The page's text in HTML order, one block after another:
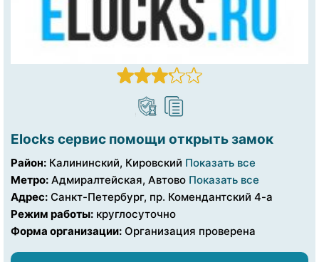
Elocks сервис помощи открыть замок
Район: Калининский, Кировский Показать все
Метро: Адмиралтейская, Автово Показать все
Адрес: Санкт-Петербург, пр. Комендантский 4-а
Режим работы: круглосуточно
Форма организации: Организация проверена